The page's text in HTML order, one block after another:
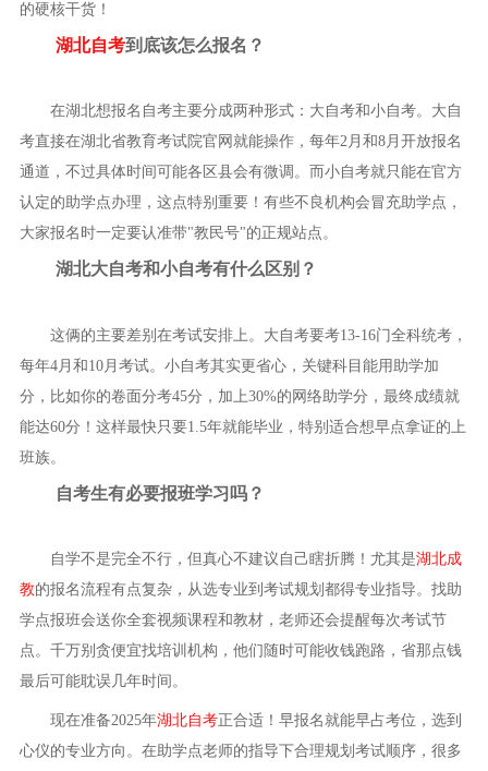
的硬核干货！
湖北自考到底该怎么报名？
在湖北想报名自考主要分成两种形式：大自考和小自考。大自
考直接在湖北省教育考试院官网就能操作，每年2月和8月开放报名
通道，不过具体时间可能各区县会有微调。而小自考就只能在官方
认定的助学点办理，这点特别重要！有些不良机构会冒充助学点，
大家报名时一定要认准带"教民号"的正规站点。
湖北大自考和小自考有什么区别？
这俩的主要差别在考试安排上。大自考要考13-16门全科统考，
每年4月和10月考试。小自考其实更省心，关键科目能用助学加
分，比如你的卷面分考45分，加上30%的网络助学分，最终成绩就
能达60分！这样最快只要1.5年就能毕业，特别适合想早点拿证的上
班族。
自考生有必要报班学习吗？
自学不是完全不行，但真心不建议自己瞎折腾！尤其是湖北成
教的报名流程有点复杂，从选专业到考试规划都得专业指导。找助
学点报班会送你全套视频课程和教材，老师还会提醒每次考试节
点。千万别贪便宜找培训机构，他们随时可能收钱跑路，省那点钱
最后可能耽误几年时间。
现在准备2025年湖北自考正合适！早报名就能早占考位，选到
心仪的专业方向。在助学点老师的指导下合理规划考试顺序，很多